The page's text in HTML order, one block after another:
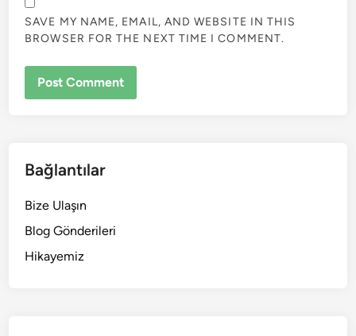
SAVE MY NAME, EMAIL, AND WEBSITE IN THIS
BROWSER FOR THE NEXT TIME I COMMENT.
Bağlantılar
Bize Ulaşın
Blog Gönderileri
Hikayemiz